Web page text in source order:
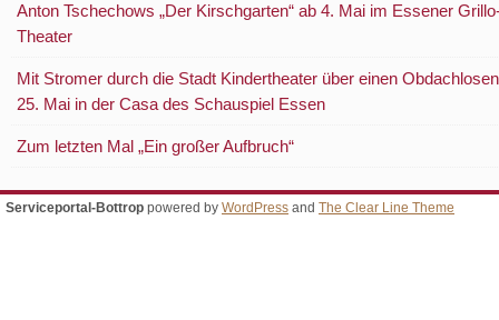
Anton Tschechows „Der Kirschgarten“ ab 4. Mai im Essener
Theater
Mit Stromer durch die Stadt Kindertheater über einen
25. Mai in der Casa des Schauspiel Essen
Zum letzten Mal „Ein großer Aufbruch“
Serviceportal-Bottrop powered by WordPress and The Clear Line Theme